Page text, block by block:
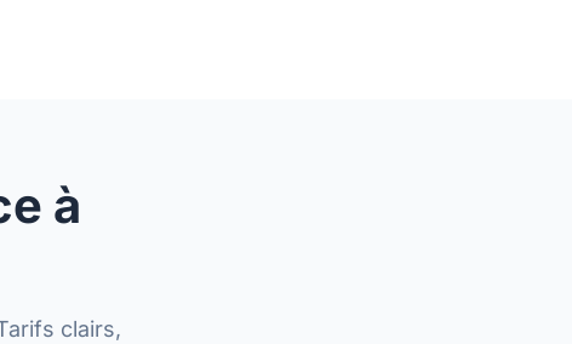
à
clairs,